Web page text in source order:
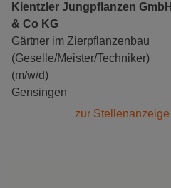
Kientzler Jungpflanzen GmbH
& Co KG
Gärtner im Zierpflanzenbau
(Geselle/Meister/Techniker)
(m/w/d)
Gensingen
zur Stellenanzeige